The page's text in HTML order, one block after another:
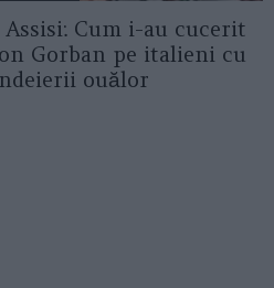
Cum i-au cucerit
Gorban pe italieni cu
ouălor